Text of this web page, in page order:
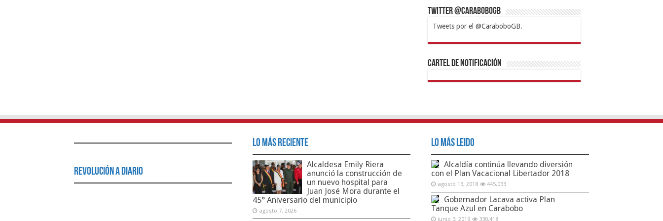
Twitter @CaraboboGB
Tweets por el @CaraboboGB.
1xbetBetturkeyBetistKralbetSupertotobetTipobet
https://mvbcasino.com/
Cartel de Notificación
Revolución a Diario
Lo Más Reciente
Alcaldesa Emily Riera
anunció la construcción de
un nuevo hospital para
Juan José Mora durante el
45° Aniversario del municipio
agosto 7, 2026
Lo Más Leido
Alcaldía continúa llevando diversión
con el Plan Vacacional Libertador 2018
agosto 13, 2018 445,033
Gobernador Lacava activa Plan
Tanque Azul en Carabobo
junio 3, 2019 330,418